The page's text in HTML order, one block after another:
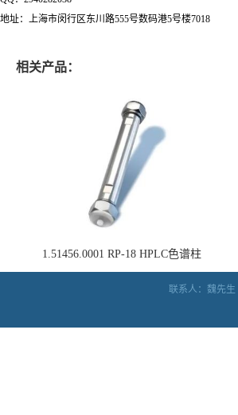
地址：上海市闵行区东川路555号数码港5号楼7018
相关产品：
1.51456.0001 RP-18 HPLC色谱柱
联系人：魏先生